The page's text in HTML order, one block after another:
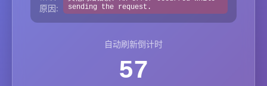
原因:
sending the request.
自动刷新倒计时
57